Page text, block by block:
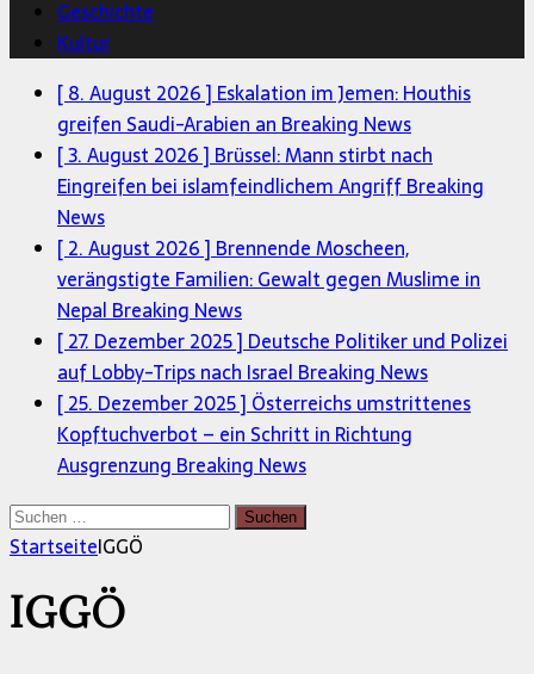
Geschichte
Kultur
[ 8. August 2026 ] Eskalation im Jemen: Houthis
greifen Saudi-Arabien an Breaking News
[ 3. August 2026 ] Brüssel: Mann stirbt nach
Eingreifen bei islamfeindlichem AngriffBreaking
News
[ 2. August 2026 ] Brennende Moscheen,
verängstigte Familien: Gewalt gegen Muslime in
Nepal Breaking News
[ 27. Dezember 2025 ] Deutsche Politiker und Polizei
auf Lobby-Trips nach Israel Breaking News
[ 25. Dezember 2025 ] Österreichs umstrittenes
Kopftuchverbot – ein Schritt in Richtung
Ausgrenzung Breaking News
Suchen
nach:
StartseiteIGGÖ
IGGÖ